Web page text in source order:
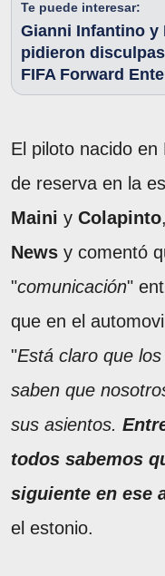
Te puede interesar:
Gianni Infantino y
pidieron
FIFA Forward
El piloto nacido en
de reserva en la
Maini y Colapinto
News y comentó
"comunicación"
que en el
"Está claro que
saben que
sus asientos.
todos sabemos
siguiente en ese
el estonio.